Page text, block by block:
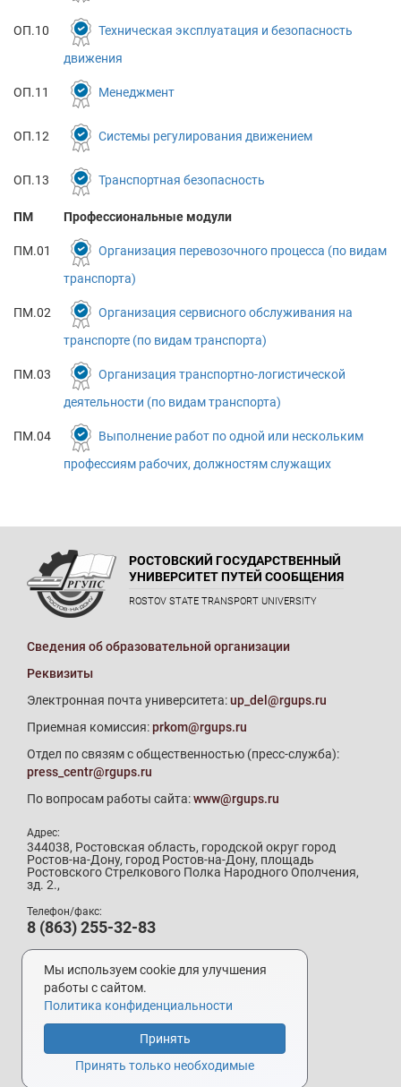
ОП.10
Техническая эксплуатация и безопасность
движения
ОП.11 Менеджмент
ОП.12 Системы регулирования движением
ОП.13 Транспортная безопасность
ПМ Профессиональные модули
ПМ.01
Организация перевозочного процесса (по видам
транспорта)
ПМ.02
Организация сервисного обслуживания на
транспорте (по видам транспорта)
ПМ.03
Организация транспортно-логистической
деятельности (по видам транспорта)
ПМ.04
Выполнение работ по одной или нескольким
профессиям рабочих, должностям служащих
РОСТОВСКИЙ ГОСУДАРСТВЕННЫЙ
УНИВЕРСИТЕТ ПУТЕЙ СООБЩЕНИЯ
ROSTOV STATE TRANSPORT UNIVERSITY
Сведения об образовательной организации
Реквизиты
Электронная почта университета:up_del@rgups.ru
Приемная комиссия:prkom@rgups.ru
Отдел по связям с общественностью (пресс-служба):
press_centr@rgups.ru
По вопросам работы сайта:www@rgups.ru
Адрес:
344038, Ростовская область, городской округ город
Ростов-на-Дону, город Ростов-на-Дону, площадь
Ростовского Стрелкового Полка Народного Ополчения,
зд. 2.,
Телефон/факс:
8 (863) 255-32-83
Телефон приемной комиссии:
8 (800) 707-19-29
8 (863) 272-64-88
Разработка и поддержка –УИ РГУПС
Мы используем cookie для улучшения
работы с сайтом.
Политика конфиденциальности
Принять
Принять только необходимые